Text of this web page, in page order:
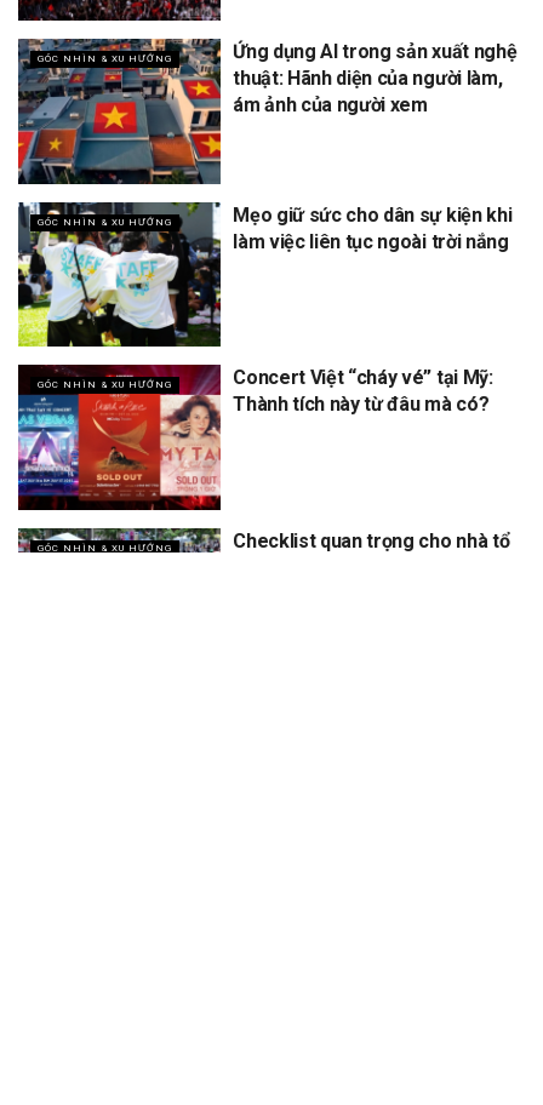
GÓC NHÌN & XU HƯỚNG
Ứng dụng AI trong sản xuất nghệ
thuật: Hãnh diện của người làm,
ám ảnh của người xem
GÓC NHÌN & XU HƯỚNG
Mẹo giữ sức cho dân sự kiện khi
làm việc liên tục ngoài trời nắng
GÓC NHÌN & XU HƯỚNG
Concert Việt “cháy vé” tại Mỹ:
Thành tích này từ đâu mà có?
GÓC NHÌN & XU HƯỚNG
Checklist quan trọng cho nhà tổ